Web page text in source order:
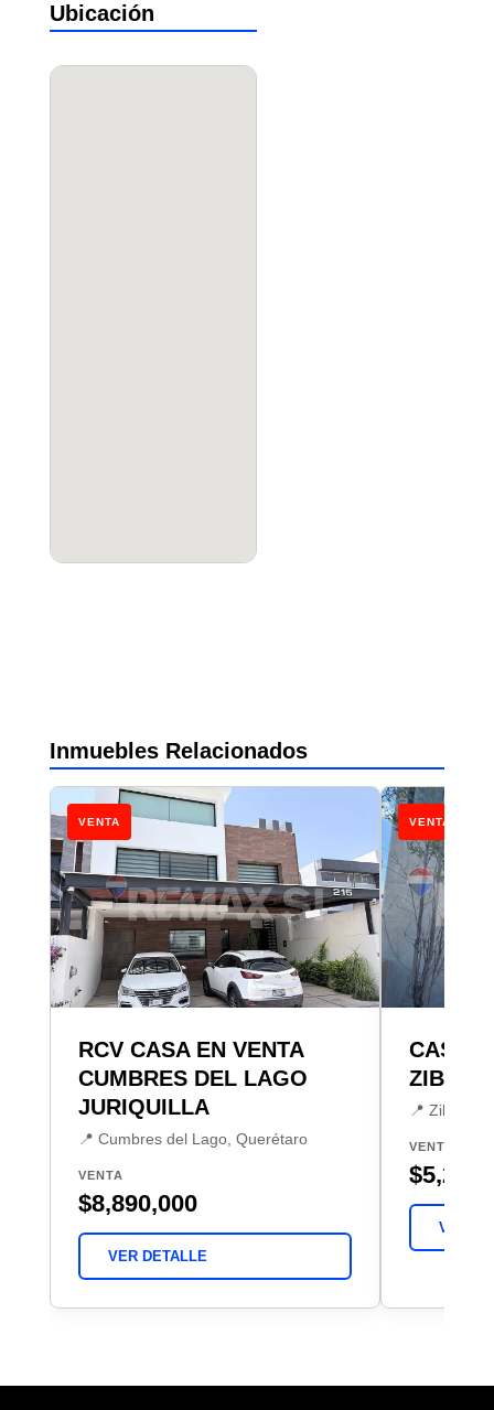
Ubicación
Inmuebles Relacionados
VENTA
RCV CASA EN VENTA
CUMBRES DEL LAGO
JURIQUILLA
📍 Cumbres del Lago, Querétaro
VENTA
$8,890,000
VER DETALLE
VENTA
CASA
ZIBATA
📍 Zibatá,
VENTA
VER